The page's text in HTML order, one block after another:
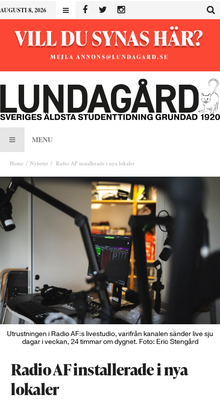
AUGUSTI 8, 2026
MENU
Home Nyheter Radio AF installerade i nya lokaler
Utrustningen i Radio AF:s livestudio, varifrån kanalen sänder live sju
dagar i veckan, 24 timmar om dygnet. Foto: Eric Stengård
Radio AF installerade i nya
lokaler